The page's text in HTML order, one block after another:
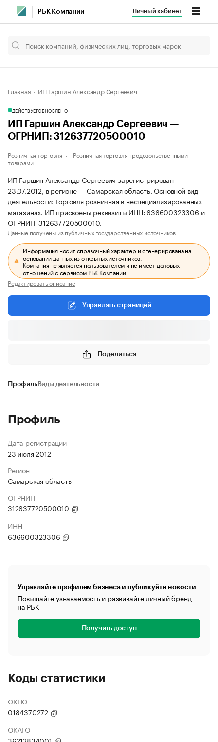
РБК Компании Личный кабинет
Главная ИП Гаршин Александр Сергеевич
ДЕЙСТВУЕТОБНОВЛЕНО
ИП Гаршин Александр Сергеевич —
ОГРНИП: 312637720500010
Розничная торговля
Розничная торговля продовольственными
товарами
ИП Гаршин Александр Сергеевич зарегистрирован
23.07.2012, в регионе — Самарская область. Основной вид
деятельности: Торговля розничная в неспециализированных
магазинах. ИП присвоены реквизиты ИНН: 636600323306 и
ОГРНИП: 312637720500010.
Данные получены из публичных государственных источников.
Информация носит справочный характер и сгенерирована на
основании данных из открытых источников.
Компания не является пользователем и не имеет деловых
отношений с сервисом РБК Компании.
Редактировать описание
Управлять страницей
Поделиться
ПрофильВиды деятельности
Профиль
Дата регистрации
23 июля 2012
Регион
Самарская область
ОГРНИП
312637720500010
ИНН
636600323306
Управляйте профилем бизнеса и публикуйте новости
Повышайте узнаваемость и развивайте личный бренд
на РБК
Получить доступ
Коды статистики
ОКПО
0184370272
ОКАТО